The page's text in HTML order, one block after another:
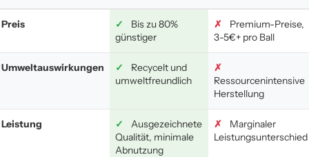
Preis ✓
Bis zu 80%
günstiger
✗
Premium-Preise,
3-5€+ pro Ball
Umweltauswirkungen ✓
Recycelt und
umweltfreundlich
✗
Ressourcenintensive
Herstellung
Leistung ✓
Ausgezeichnete
Qualität, minimale
Abnutzung
✗
Marginaler
Leistungsunterschied